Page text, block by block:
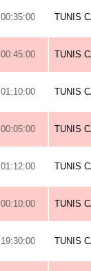
00:35:00 TUNIS
00:45:00 TUNIS
01:10:00 TUNIS
00:05:00 TUNIS
01:12:00 TUNIS
00:10:00 TUNIS
19:30:00 TUNIS